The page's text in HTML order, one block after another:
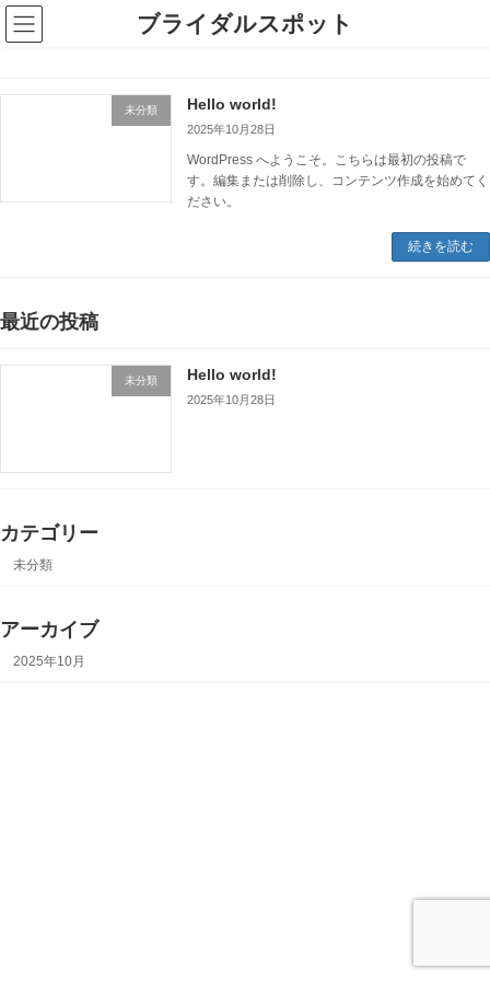
ブライダルスポット
未分類 Hello world!
2025年10月28日
WordPress へようこそ。こちらは最初の投稿で
す。編集または削除し、コンテンツ作成を始めてく
ださい。
続きを読む
最近の投稿
未分類 Hello world!
2025年10月28日
カテゴリー
未分類
アーカイブ
2025年10月